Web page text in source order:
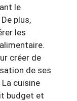
le
plus,
les
créer de
de ses
cuisine
budget et